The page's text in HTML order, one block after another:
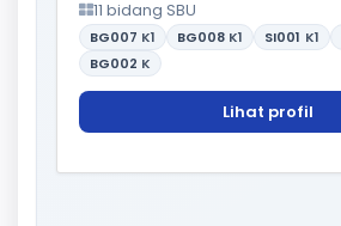
11 bidang SBU
BG007 K1 BG008 K1 SI001 K1
BG002 K
Lihat profil